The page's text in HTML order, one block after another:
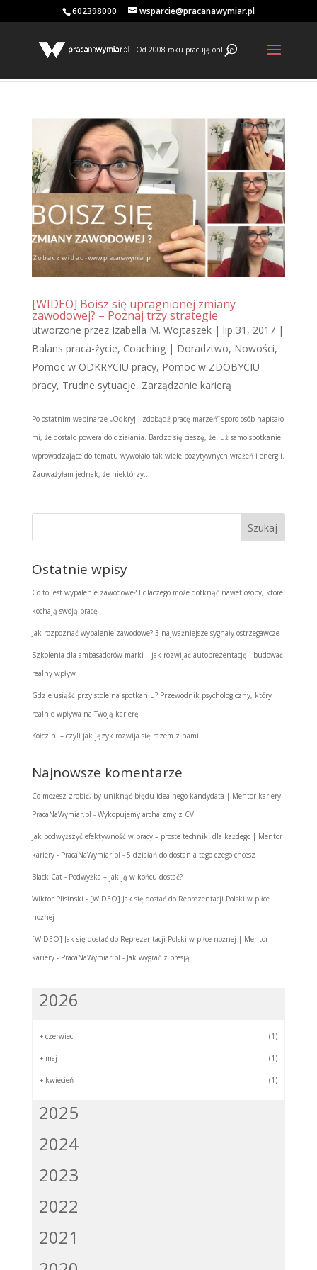
602398000 wsparcie@pracanawymiar.pl
Od 2008 roku pracuję online
[WIDEO] Boisz się upragnionej zmiany
zawodowej? – Poznaj trzy strategie
utworzone przez Izabella M. Wojtaszek| lip 31, 2017|
Balans praca-życie, Coaching | Doradztwo, Nowości,
Pomoc w ODKRYCIU pracy, Pomoc w ZDOBYCIU
pracy, Trudne sytuacje, Zarządzanie karierą
Po ostatnim webinarze „Odkryj i zdobądź pracę marzeń” sporo osób napisało
mi, że dostało powera do działania. Bardzo się cieszę, że już samo spotkanie
wprowadzające do tematu wywołało tak wiele pozytywnych wrażeń i energii.
Zauważyłam jednak, że niektórzy...
Ostatnie wpisy
Co to jest wypalenie zawodowe? I dlaczego może dotknąć nawet osoby, które
kochają swoją pracę
Jak rozpoznać wypalenie zawodowe? 3 najważniejsze sygnały ostrzegawcze
Szkolenia dla ambasadorów marki – jak rozwijać autoprezentację i budować
realny wpływ
Gdzie usiąść przy stole na spotkaniu? Przewodnik psychologiczny, który
realnie wpływa na Twoją karierę
Kołczini – czyli jak język rozwija się razem z nami
Najnowsze komentarze
Co możesz zrobić, by uniknąć błędu idealnego kandydata | Mentor kariery -
PracaNaWymiar.pl - Wykopujemy archaizmy z CV
Jak podwyższyć efektywność w pracy – proste techniki dla każdego | Mentor
kariery - PracaNaWymiar.pl - 5 działań do dostania tego czego chcesz
Black Cat- Podwyżka – jak ją w końcu dostać?
Wiktor Plisinski - [WIDEO] Jak się dostać do Reprezentacji Polski w piłce
nożnej
[WIDEO] Jak się dostać do Reprezentacji Polski w piłce nożnej | Mentor
kariery - PracaNaWymiar.pl - Jak wygrać z presją
2026
+ czerwiec (1)
+ maj (1)
+ kwiecień (1)
2025
2024
2023
2022
2021